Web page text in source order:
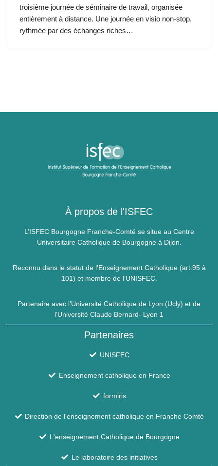
troisième journée de séminaire de travail, organisée
entièrement à distance. Une journée en visio non-stop,
rythmée par des échanges riches…
À propos de l'ISFEC
L’ISFEC Bourgogne Franche-Comté se situe au Centre
Universitaire Catholique de Bourgogne à Dijon.
Reconnu dans le statut de l’Enseignement Catholique (art.95 à
101) et membre de l’UNISFEC.
Partenaire avec l’Université Catholique de Lyon (Ucly) et de
l’Université Claude Bernard- Lyon 1
Partenaires
UNISFEC
Enseignement catholique en France
formiris
Direction de l'enseignement catholique en Franche Comté
L'enseignement Catholique de Bourgogne
Le laboratoire des initiatives